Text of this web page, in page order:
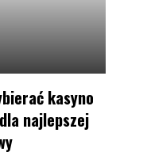
kasyno
najlepszej